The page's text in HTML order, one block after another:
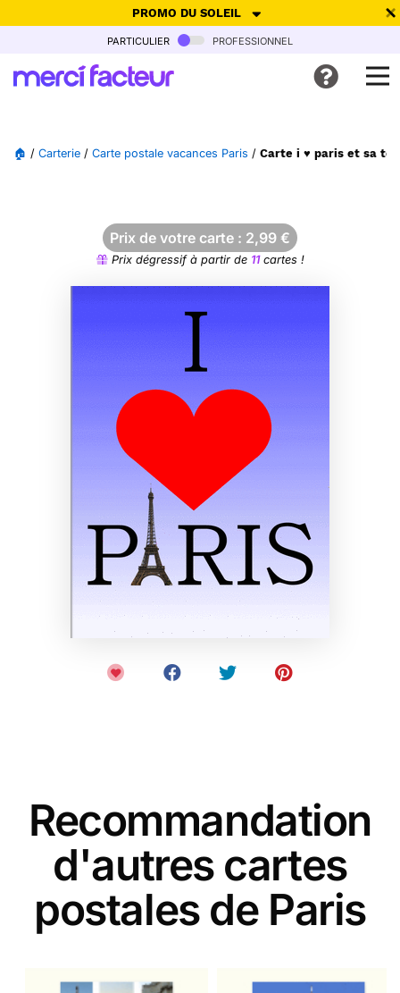
PROMO DU SOLEIL
-30% de réduction avec le code SUMMER26pour envoyer des
Ne plus afficher
particulier professionnel
🏠 / Carterie / Carte postale vacances Paris / Carte i ♥ paris et sa
Prix de votre carte : 2,99 €
Prix dégressif à partir de 11cartes !
Recommandation
d'autres cartes
postales de Paris